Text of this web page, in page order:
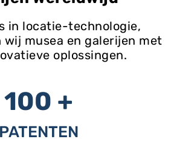
in locatie-technologie,
musea en galerijen met
oplossingen.
100 +
PATENTEN